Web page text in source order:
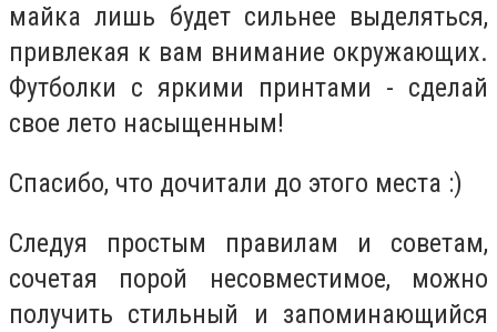
майка лишь будет сильнее выделяться,
привлекая к вам внимание окружающих.
Футболки с яркими принтами - сделай
свое лето насыщенным!
Спасибо, что дочитали до этого места :)
Следуя простым правилам и советам,
сочетая порой несовместимое, можно
получить стильный и запоминающийся